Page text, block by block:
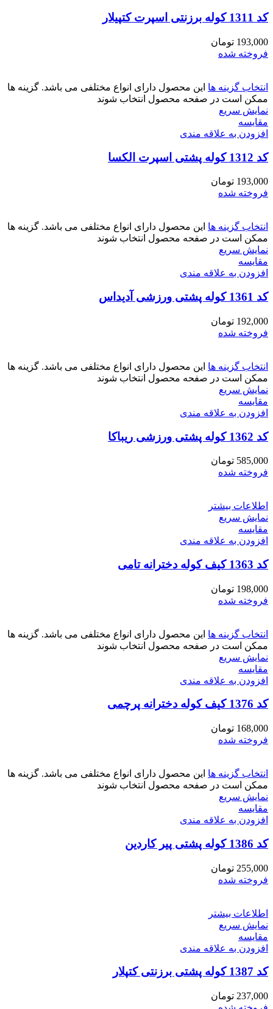
کد 1311 کوله برزنتی اسپرت کتپیلار
193,000 تومان
فروخته شده
انتخاب گزینه ها این محصول دارای انواع مختلفی می باشد. گزینه ها
ممکن است در صفحه محصول انتخاب شوند
نمایش سریع
مقايسه
افزودن به علاقه مندی
کد 1312 کوله پشتی اسپرت الکسا
193,000 تومان
فروخته شده
انتخاب گزینه ها این محصول دارای انواع مختلفی می باشد. گزینه ها
ممکن است در صفحه محصول انتخاب شوند
نمایش سریع
مقايسه
افزودن به علاقه مندی
کد 1361 کوله پشتی ورزشی آدیداس
192,000 تومان
فروخته شده
انتخاب گزینه ها این محصول دارای انواع مختلفی می باشد. گزینه ها
ممکن است در صفحه محصول انتخاب شوند
نمایش سریع
مقايسه
افزودن به علاقه مندی
کد 1362 کوله پشتی ورزشی ریباکا
585,000 تومان
فروخته شده
اطلاعات بیشتر
نمایش سریع
مقايسه
افزودن به علاقه مندی
کد 1363 کیف کوله دخترانه تامی
198,000 تومان
فروخته شده
انتخاب گزینه ها این محصول دارای انواع مختلفی می باشد. گزینه ها
ممکن است در صفحه محصول انتخاب شوند
نمایش سریع
مقايسه
افزودن به علاقه مندی
کد 1376 کیف کوله دخترانه پرچمی
168,000 تومان
فروخته شده
انتخاب گزینه ها این محصول دارای انواع مختلفی می باشد. گزینه ها
ممکن است در صفحه محصول انتخاب شوند
نمایش سریع
مقايسه
افزودن به علاقه مندی
کد 1386 کوله پشتی پیر کاردین
255,000 تومان
فروخته شده
اطلاعات بیشتر
نمایش سریع
مقايسه
افزودن به علاقه مندی
کد 1387 کوله پشتی برزنتی کتپلار
237,000 تومان